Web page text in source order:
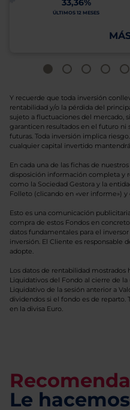
33,36%
ÚLTIMOS 12 MESES
Y recuerde que toda inversión
rentabilidad y/o la pérdida del
sujeto a fluctuaciones del mercado,
garanticen resultados en el futuro ni
futuras. Toda inversión implica
cualquier capital invertido
En cada una de las fichas de
disposición información completa y
como la Sociedad Gestora y la
Folleto (clicando en «ver informe») y
Esto es una comunicación
compra de estos Fondos en
datos fundamentales para el
inversión. El Cliente es responsable
adopte.
Los datos de rentabilidad mostrados
Liquidativos del Fondo al cierre de
Liquidativo de la sesión anterior a
dividendos si el fondo es de reparto.
en la divisa Euro.
Le